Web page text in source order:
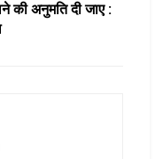
की अनुमति दी जाए :